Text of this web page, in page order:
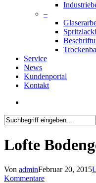
–
Service
News
Kundenportal
Kontakt
Search
Lofte
Von adminFebruar 20, 2015
Kommentare